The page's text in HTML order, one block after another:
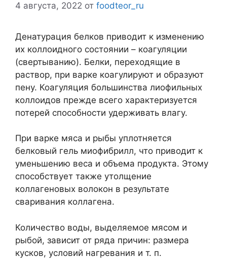
4 августа, 2022 от foodteor_ru
Денатурация белков приводит к изменению
их коллоидного состоянии – коагуляции
(свертыванию). Белки, переходящие в
раствор, при варке коагулируют и образуют
пену. Коагуляция большинства лиофильных
коллоидов прежде всего характеризуется
потерей способности удерживать влагу.
При варке мяса и рыбы уплотняется
белковый гель миофибрилл, что приводит к
уменьшению веса и объема продукта. Этому
способствует также утолщение
коллагеновых волокон в результате
сваривания коллагена.
Количество воды, выделяемое мясом и
рыбой, зависит от ряда причин: размера
кусков, условий нагревания и т. п.